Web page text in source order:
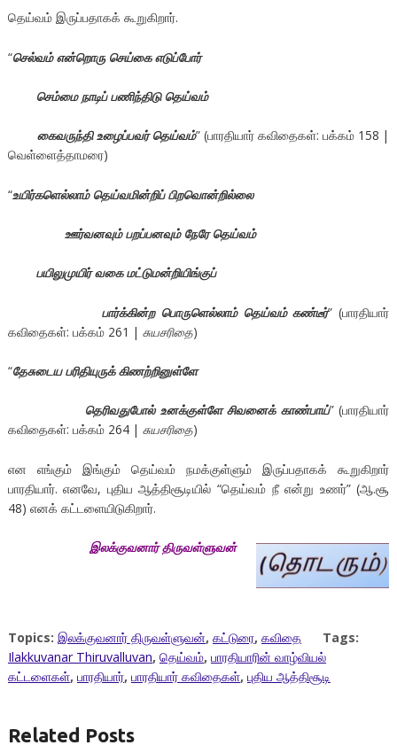
தெய்வம் இருப்பதாகக் கூறுகிறார்.
“செல்வம் என்றொரு செய்கை எடுப்போர்
செம்மை நாடிப் பணிந்திடு தெய்வம்
கைவருந்தி உழைப்பவர் தெய்வம்” (பாரதியார் கவிதைகள்: பக்கம் 158 |
வெள்ளைத்தாமரை)
“உயிர்களெல்லாம் தெய்வமின்றிப் பிறவொன்றில்லை
ஊர்வனவும் பறப்பனவும் நேரே தெய்வம்
பயிலுமுயிர் வகை மட்டுமன்றியிங்குப்
பார்க்கின்ற பொருளெல்லாம் தெய்வம் கண்டீர்” (பாரதியார்
கவிதைகள்: பக்கம் 261 | சுயசரிதை)
“தேசுடைய பரிதியுருக் கிணற்றினுள்ளே
தெரிவதுபோல் உனக்குள்ளே சிவனைக் காண்பாய்” (பாரதியார்
கவிதைகள்: பக்கம் 264 | சுயசரிதை)
என எங்கும் இங்கும் தெய்வம் நமக்குள்ளும் இருப்பதாகக் கூறுகிறார்
பாரதியார். எனவே, புதிய ஆத்திசூடியில் “தெய்வம் நீ என்று உணர்” (ஆ.சூ
48) எனக் கட்டளையிடுகிறார்.
இலக்குவனார் திருவள்ளுவன்
Topics: இலக்குவனார் திருவள்ளுவன், கட்டுரை, கவிதை
Tags:
Ilakkuvanar Thiruvalluvan, தெய்வம், பாரதியாரின் வாழ்வியல்
கட்டளைகள், பாரதியார், பாரதியார் கவிதைகள், புதிய ஆத்திசூடி
Related Posts